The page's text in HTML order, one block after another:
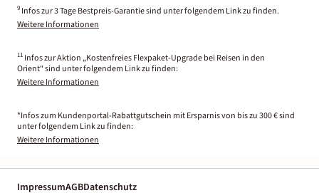
9 Infos zur 3 Tage Bestpreis-Garantie sind unter folgendem Link zu finden.
Weitere Informationen
11 Infos zur Aktion „Kostenfreies Flexpaket-Upgrade bei Reisen in den
Orient“ sind unter folgendem Link zu finden:
Weitere Informationen
*Infos zum Kundenportal-Rabattgutschein mit Ersparnis von bis zu 300 € sind
unter folgendem Link zu finden:
Weitere Informationen
ImpressumAGBDatenschutz